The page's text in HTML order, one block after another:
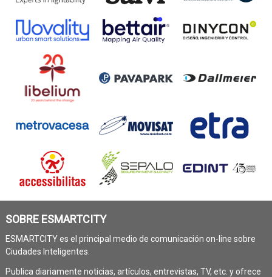
SOBRE ESMARTCITY
ESMARTCITY es el principal medio de comunicación on-line sobre
Ciudades Inteligentes.
Publica diariamente noticias, artículos, entrevistas, TV, etc. y ofrece